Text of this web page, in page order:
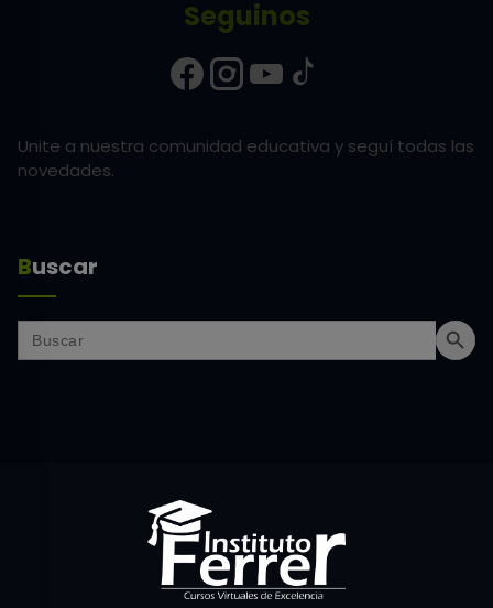
Seguinos
Unite a nuestra comunidad educativa y seguí todas las
novedades.
Buscar
Search
for:
Search